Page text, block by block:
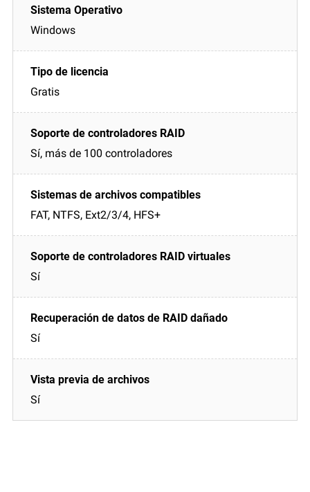
Windows
Gratis
Sí, más de 100 controladores
FAT, NTFS, Ext2/3/4, HFS+
Sí
Sí
Sí